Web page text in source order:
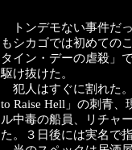
トンデモない事件だ
もシカゴでは初めての
タイン・デーの虐殺」
駆け抜けた。
犯人はすぐに割れた
to Raise Hell」の刺青
ル中毒の船員、リチャ
た。３日後には実名で